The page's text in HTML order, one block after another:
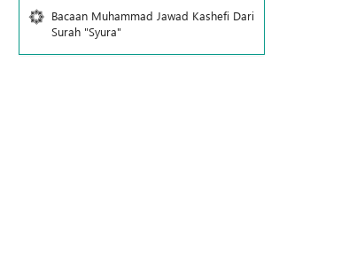
Bacaan Muhammad Jawad Kashefi Dari
Surah "Syura"